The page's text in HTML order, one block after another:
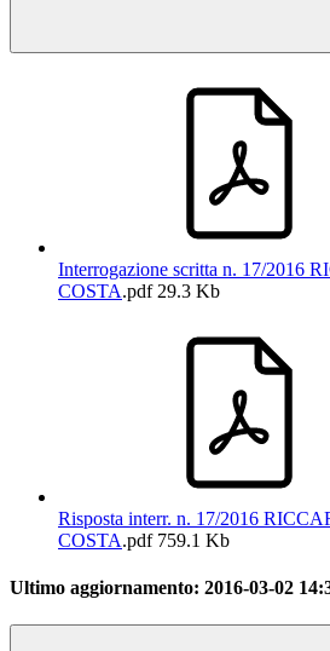
Interrogazione scritta n. 17/2016
COSTA.pdf29.3 Kb
Risposta interr. n. 17/2016
COSTA.pdf759.1 Kb
Ultimo aggiornamento: 2016-03-02